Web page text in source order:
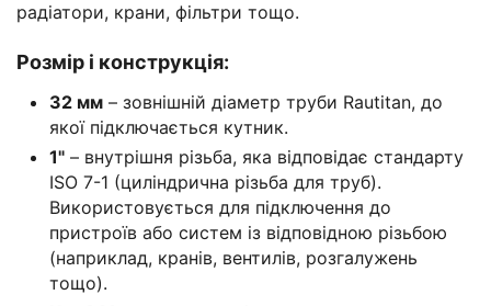
радіатори, крани, фільтри тощо.
Розмір і конструкція:
32 мм – зовнішній діаметр труби Rautitan, до
якої підключається кутник.
1" – внутрішня різьба, яка відповідає стандарту
ISO 7-1 (циліндрична різьба для труб).
Використовується для підключення до
пристроїв або систем із відповідною різьбою
(наприклад, кранів, вентилів, розгалужень
тощо).